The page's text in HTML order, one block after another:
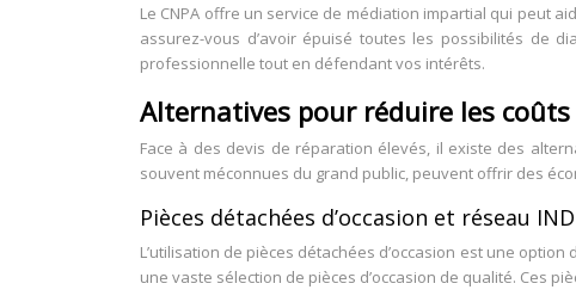
Le CNPA offre un service de médiation impartial qui peut
assurez-vous d’avoir épuisé toutes les possibilités de
professionnelle tout en défendant vos intérêts.
Alternatives pour réduire les
Face à des devis de réparation élevés, il existe des
souvent méconnues du grand public, peuvent offrir des
Pièces détachées d’occasion et réseau
L’utilisation de pièces détachées d’occasion est une
une vaste sélection de pièces d’occasion de qualité. Ces